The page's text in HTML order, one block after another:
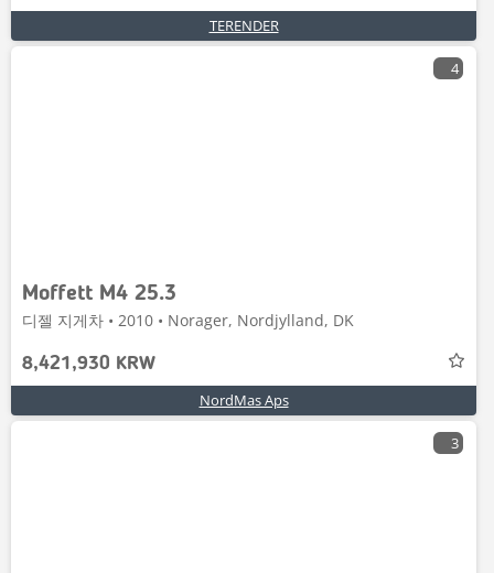
TERENDER
4
Moffett M4 25.3
디젤 지게차 • 2010 • Norager, Nordjylland, DK
8,421,930 KRW
NordMas Aps
3